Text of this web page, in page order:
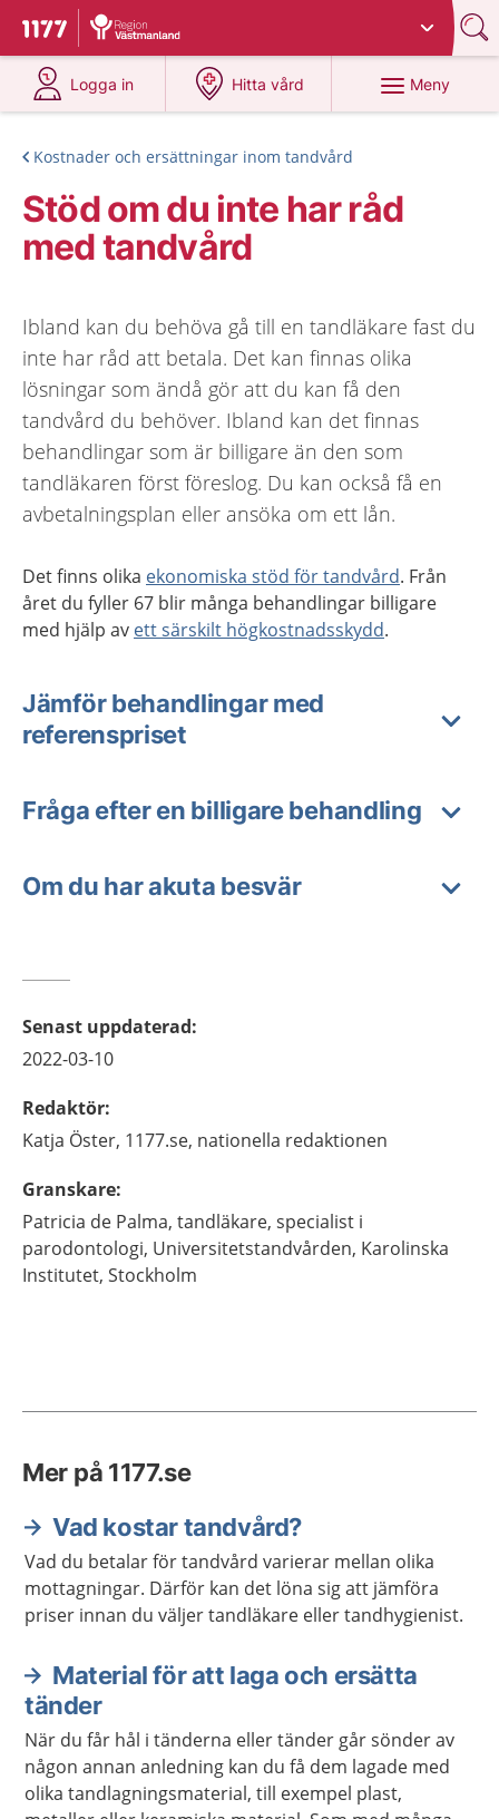
Till startsidan för 1177
Du har valt region
Logga in
på 1177.se
Hitta vård
på 1177.se
Meny
Kostnader och ersättningar inom tandvård
Stöd om du inte har råd
med tandvård
Ibland kan du behöva gå till en tandläkare fast du
inte har råd att betala. Det kan finnas olika
lösningar som ändå gör att du kan få den
tandvård du behöver. Ibland kan det finnas
behandlingar som är billigare än den som
tandläkaren först föreslog. Du kan också få en
avbetalningsplan eller ansöka om ett lån.
Det finns olika ekonomiska stöd för tandvård. Från
året du fyller 67 blir många behandlingar billigare
med hjälp av ett särskilt högkostnadsskydd.
Jämför behandlingar med
referenspriset
Fråga efter en billigare behandling
Om du har akuta besvär
Senast uppdaterad:
2022-03-10
Redaktör:
Katja Öster, 1177.se, nationella redaktionen
Granskare:
Patricia de Palma, tandläkare, specialist i
parodontologi, Universitetstandvården, Karolinska
Institutet, Stockholm
Mer på 1177.se
Vad kostar tandvård?
Vad du betalar för tandvård varierar mellan olika
mottagningar. Därför kan det löna sig att jämföra
priser innan du väljer tandläkare eller tandhygienist.
Material för att laga och ersätta
tänder
När du får hål i tänderna eller tänder går sönder av
någon annan anledning kan du få dem lagade med
olika tandlagningsmaterial, till exempel plast,